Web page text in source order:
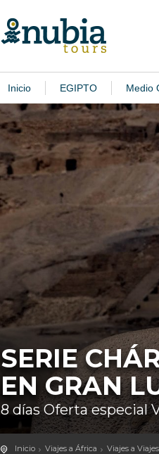
Inicio EGIPTO Medio
SERIE
EN GRAN
8 días Oferta especial
Inicio Viajes a África Viajes a